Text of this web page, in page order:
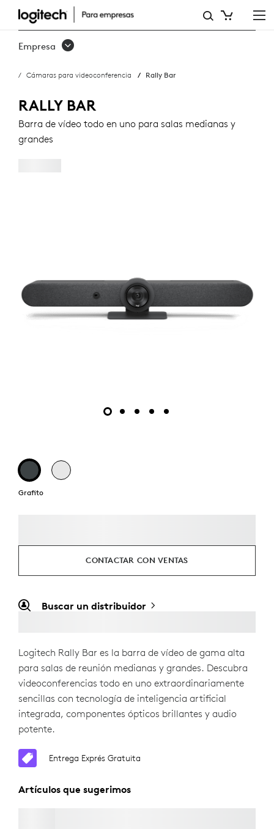
RALLY
BAR
Empresa
Cámaras para videoconferencia Rally Bar
RALLY BAR
Barra de vídeo todo en uno para salas medianas y
grandes
Grafito
CONTACTAR CON VENTAS
Buscar un distribuidor
Logitech Rally Bar es la barra de vídeo de gama alta
para salas de reunión medianas y grandes. Descubra
videoconferencias todo en uno extraordinariamente
sencillas con tecnología de inteligencia artificial
integrada, componentes ópticos brillantes y audio
potente.
Entrega Exprés Gratuita
Artículos que sugerimos